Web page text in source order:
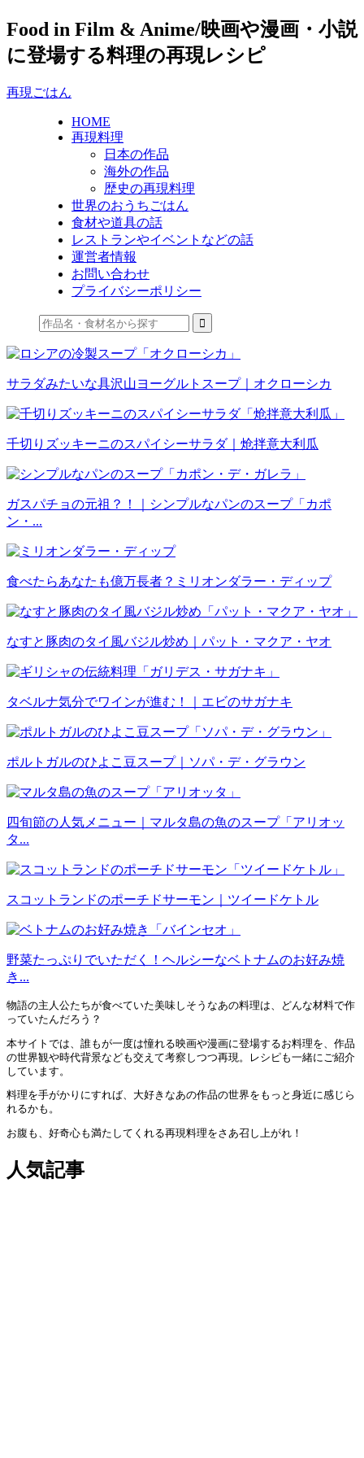
Food in Film & Anime/映画や漫画・小説
に登場する料理の再現レシピ
再現ごはん
HOME
再現料理
日本の作品
海外の作品
歴史の再現料理
世界のおうちごはん
食材や道具の話
レストランやイベントなどの話
運営者情報
お問い合わせ
プライバシーポリシー
サラダみたいな具沢山ヨーグルトスープ｜オクローシカ
千切りズッキーニのスパイシーサラダ｜炝拌意大利瓜
ガスパチョの元祖？！｜シンプルなパンのスープ「カポ
ン・...
食べたらあなたも億万長者？ミリオンダラー・ディップ
なすと豚肉のタイ風バジル炒め｜パット・マクア・ヤオ
タベルナ気分でワインが進む！｜エビのサガナキ
ポルトガルのひよこ豆スープ｜ソパ・デ・グラウン
四旬節の人気メニュー｜マルタ島の魚のスープ「アリオッ
タ...
スコットランドのポーチドサーモン｜ツイードケトル
野菜たっぷりでいただく！ヘルシーなベトナムのお好み焼
き...
物語の主人公たちが食べていた美味しそうなあの料理は、どんな材料で作
っていたんだろう？
本サイトでは、誰もが一度は憧れる映画や漫画に登場するお料理を、作品
の世界観や時代背景なども交えて考察しつつ再現。レシピも一緒にご紹介
しています。
料理を手がかりにすれば、大好きなあの作品の世界をもっと身近に感じら
れるかも。
お腹も、好奇心も満たしてくれる再現料理をさあ召し上がれ！
人気記事